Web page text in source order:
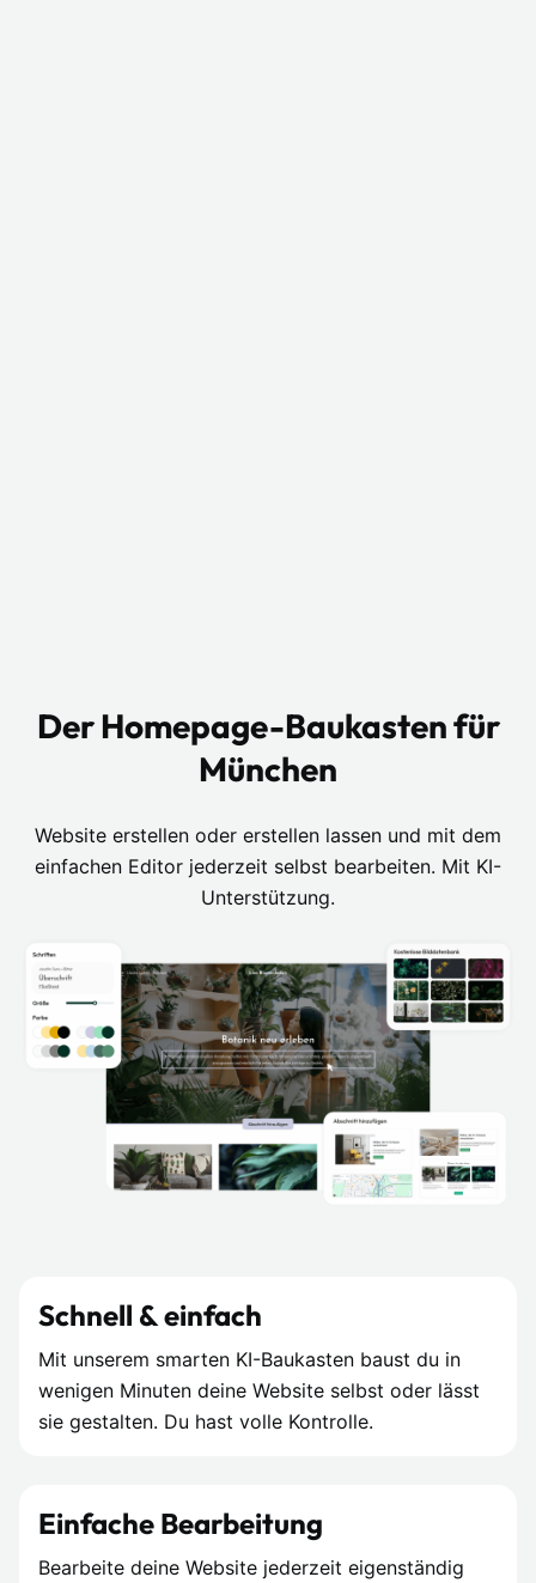
Der Homepage-Baukasten für
München
Website erstellen oder erstellen lassen und mit dem
einfachen Editor jederzeit selbst bearbeiten. Mit KI-
Unterstützung.
Schnell & einfach
Mit unserem smarten KI-Baukasten baust du in
wenigen Minuten deine Website selbst oder lässt
sie gestalten. Du hast volle Kontrolle.
Einfache Bearbeitung
Bearbeite deine Website jederzeit eigenständig